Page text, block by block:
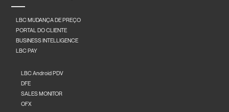
LBC MUDANÇA DE PREÇO
PORTAL DO CLIENTE
BUSINESS INTELLIGENCE
LBC PAY
LBC Android PDV
DFE
SALES MONITOR
OFX